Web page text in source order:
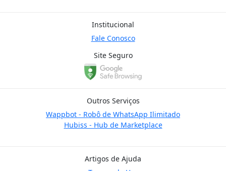
Institucional
Fale Conosco
Site Seguro
Outros Serviços
Wappbot - Robô de WhatsApp Ilimitado
Hubiss - Hub de Marketplace
Artigos de Ajuda